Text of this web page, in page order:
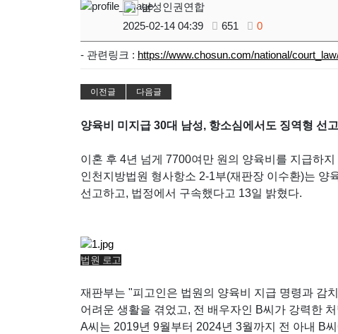
남성인권연합
2025-02-14 04:39
651 0
- 관련링크 : https://www.chosun.com/national/
이전글 다음글
양육비 미지급 30대 남성, 항소심에서도 징역형 선
이혼 후 4년 넘게 7700여만 원의 양육비를 지급하지
인천지방법원 형사항소 2-1부(재판장 이수환)는 양
선고하고, 법정에서 구속했다고 13일 밝혔다.
법원 로고
재판부는 "피고인은 법원의 양육비 지급 명령과 감
어려운 생활을 겪었고, 전 배우자인 B씨가 강력한
A씨는 2019년 9월부터 2024년 3월까지 전 아내 B